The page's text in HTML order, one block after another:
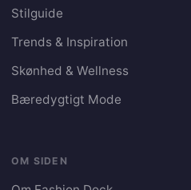
Stilguide
Trends & Inspiration
Skønhed & Wellness
Bæredygtigt Mode
OM SIDEN